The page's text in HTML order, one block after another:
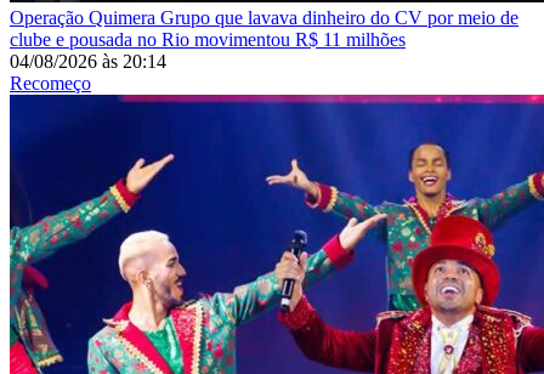
Operação Quimera Grupo que lavava dinheiro do CV por meio de
clube e pousada no Rio movimentou R$ 11 milhões
04/08/2026 às 20:14
Recomeço